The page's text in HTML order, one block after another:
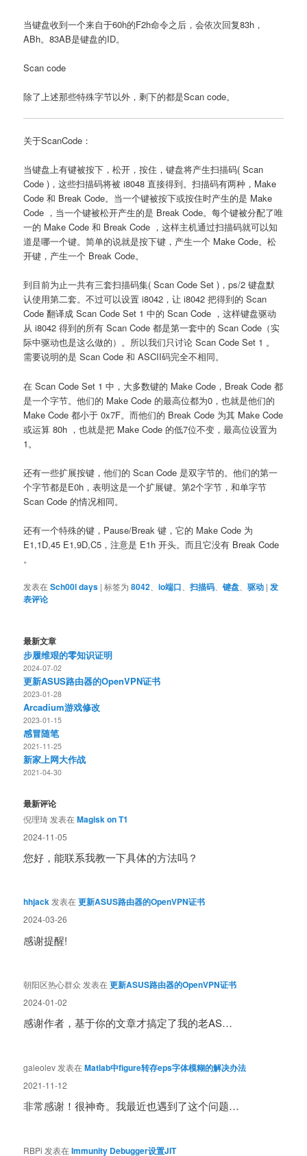
当键盘收到一个来自于60h的F2h命令之后，会依次回复83h，
ABh。83AB是键盘的ID。
Scan code
除了上述那些特殊字节以外，剩下的都是Scan code。
关于ScanCode：
当键盘上有键被按下，松开，按住，键盘将产生扫描码( Scan
Code )，这些扫描码将被 i8048 直接得到。扫描码有两种，Make
Code 和 Break Code。当一个键被按下或按住时产生的是 Make
Code ，当一个键被松开产生的是 Break Code。每个键被分配了唯
一的 Make Code 和 Break Code ，这样主机通过扫描码就可以知
道是哪一个键。简单的说就是按下键，产生一个 Make Code。松
开键，产生一个 Break Code。
到目前为止一共有三套扫描码集( Scan Code Set )，ps/2 键盘默
认使用第二套。不过可以设置 i8042，让 i8042 把得到的 Scan
Code 翻译成 Scan Code Set 1 中的 Scan Code ，这样键盘驱动
从 i8042 得到的所有 Scan Code 都是第一套中的 Scan Code（实
际中驱动也是这么做的）。所以我们只讨论 Scan Code Set 1 。
需要说明的是 Scan Code 和 ASCII码完全不相同。
在 Scan Code Set 1 中，大多数键的 Make Code，Break Code 都
是一个字节。他们的 Make Code 的最高位都为0，也就是他们的
Make Code 都小于 0x7F。而他们的 Break Code 为其 Make Code
或运算 80h ，也就是把 Make Code 的低7位不变，最高位设置为
1。
还有一些扩展按键，他们的 Scan Code 是双字节的。他们的第一
个字节都是E0h，表明这是一个扩展键。第2个字节，和单字节
Scan Code 的情况相同。
还有一个特殊的键，Pause/Break 键，它的 Make Code 为
E1,1D,45 E1,9D,C5，注意是 E1h 开头。而且它没有 Break Code
。
发表在Sch00l days |标签为 8042 、io端口 、扫描码 、键盘 、驱动 | 发
表评论
最新文章
步履维艰的零知识证明
2024-07-02
更新ASUS路由器的OpenVPN证书
2023-01-28
Arcadium游戏修改
2023-01-15
感冒随笔
2021-11-25
新家上网大作战
2021-04-30
最新评论
倪理琦 发表在Magisk on T1
2024-11-05
您好，能联系我教一下具体的方法吗？
hhjack 发表在更新ASUS路由器的OpenVPN证书
2024-03-26
感谢提醒!
朝阳区热心群众 发表在更新ASUS路由器的OpenVPN证书
2024-01-02
感谢作者，基于你的文章才搞定了我的老AS…
galeolev 发表在Matlab中figure转存eps字体模糊的解决办法
2021-11-12
非常感谢！很神奇。我最近也遇到了这个问题…
RBPi 发表在Immunity Debugger设置JIT